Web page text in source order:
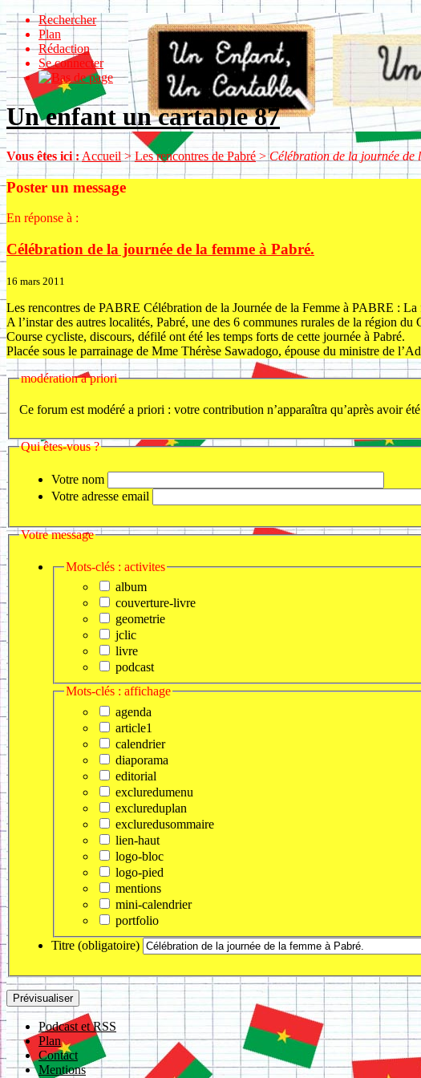
Rechercher
Plan
Rédaction
Se connecter
Un enfant un cartable 87
Vous êtes ici : Accueil> Les rencontres de Pabré >Célébration de la journée de
Poster un message
En réponse à :
Célébration de la journée de la femme à Pabré.
16 mars 2011
Les rencontres de PABRE Célébration de la Journée de la Femme à PABRE :
A l’instar des autres localités, Pabré, une des 6 communes rurales de la région
Course cycliste, discours, défilé ont été les temps forts de cette journée à Pabré.
Placée sous le parrainage de Mme Thérèse Sawadogo, épouse du ministre de
modération a priori
Ce forum est modéré a priori : votre contribution n’apparaîtra qu’après avoir
Qui êtes-vous ?
Votre nom
Votre adresse email
Votre message
Mots-clés : activites
album
couverture-livre
geometrie
jclic
livre
podcast
Mots-clés : affichage
agenda
article1
calendrier
diaporama
editorial
excluredumenu
exclureduplan
excluredusommaire
lien-haut
logo-bloc
logo-pied
mentions
mini-calendrier
portfolio
Titre (obligatoire)
Podcast et RSS
Plan
Contact
Mentions